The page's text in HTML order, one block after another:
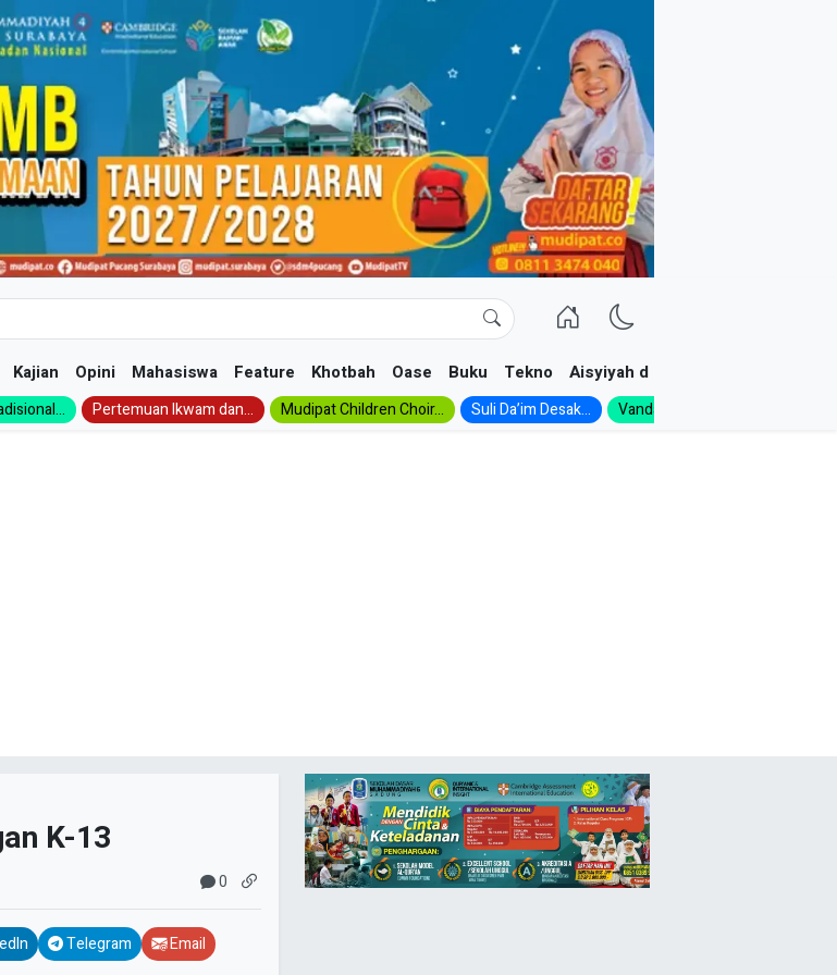
Kajian Opini Mahasiswa Feature Khotbah Oase Buku Tekno Aisyiyah dan NA
Pertemuan Ikwam dan... Mudipat Children Choir... Suli Da’im Desak... Vanda, Siswa SMK...
K-13
0
Telegram Email